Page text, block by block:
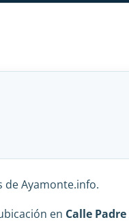
Ayamonte.info.
en Calle